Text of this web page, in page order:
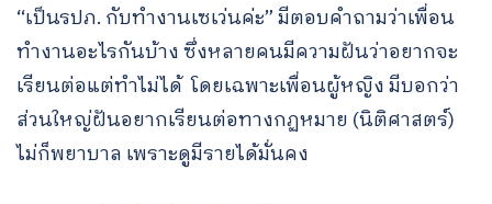
“เป็นรปภ. กับทำงานเซเว่นค่ะ” มีตอบคำถามว่าเพื่อน
ทำงานอะไรกันบ้าง ซึ่งหลายคนมีความฝันว่าอยากจะ
เรียนต่อแต่ทำไม่ได้ โดยเฉพาะเพื่อนผู้หญิง มีบอกว่า
ส่วนใหญ่ฝันอยากเรียนต่อทางกฏหมาย (นิติศาสตร์)
ไม่ก็พยาบาล เพราะดูมีรายได้มั่นคง